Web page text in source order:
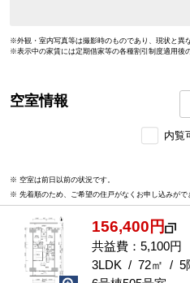
※外観・室内写真等は撮影時のものであり、現状と異
※表示中の家賃には定期借家等の各種割引制度適用後
空室情報
な
屋
を
選
内覧
※ 空室は前日以前の状況です。
※ 先着順のため、ご希望の住戸がなくお申し込みがで
156,400円
共益費：5,100円
3LDK / 72㎡ / 5